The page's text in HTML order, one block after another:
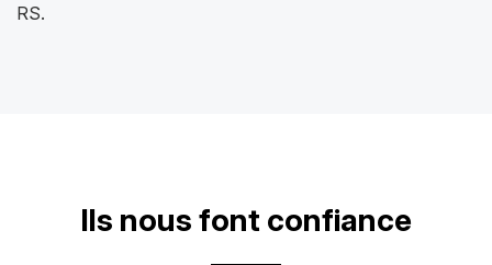
RS.
Ils nous font confiance